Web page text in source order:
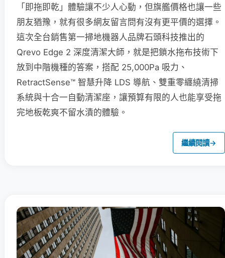
「即拖即乾」體驗讓不少人心動，但旗艦價格也讓一些
朋友猶豫，就有很多網友留言問有沒有更平價的選擇。
這次全台銷售第一掃地機器人品牌石頭科技推出的
Qrevo Edge 2 深度清潔大師，就是把鎖水拖布技術下
放到中階機種的答案，搭配 25,000Pa 吸力、
RetractSense™ 智慧升降 LDS 導航、雙重零纏繞清掃
系統與十合一自動清潔座，讓預算有限的人也能享受拖
完地板乾爽不留水漬的體驗。
繼續閱讀→